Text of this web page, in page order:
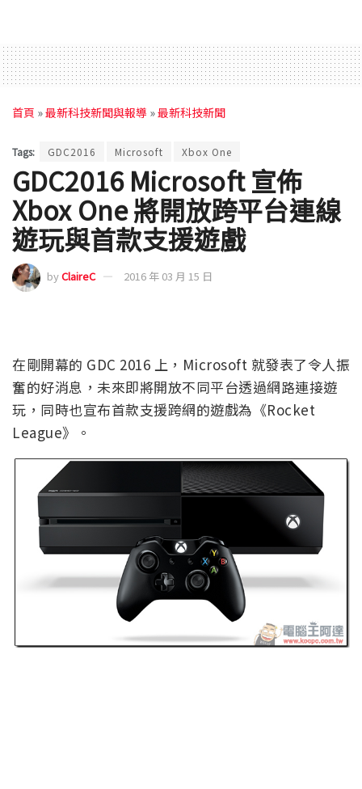
首頁 »最新科技新聞與報導 »最新科技新聞
Tags: GDC2016 Microsoft Xbox One
GDC2016 Microsoft 宣佈
Xbox One 將開放跨平台連線
遊玩與首款支援遊戲
byClaireC 2016 年 03 月 15 日
在剛開幕的 GDC 2016 上，Microsoft 就發表了令人振
奮的好消息，未來即將開放不同平台透過網路連接遊
玩，同時也宣布首款支援跨網的遊戲為《Rocket
League》。